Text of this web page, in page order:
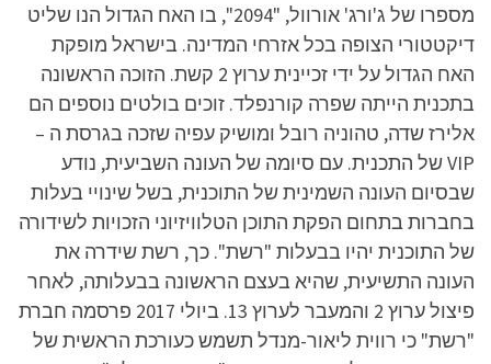
מספרו של ג'ורג' אורוול, "2094", בו האח הגדול הנו שליט
דיקטטורי הצופה בכל אזרחי המדינה. בישראל מופקת
האח הגדול על ידי זכיינית ערוץ 2 קשת. הזוכה הראשונה
בתכנית הייתה שפרה קורנפלד. זוכים בולטים נוספים הם
אלירז שדה, טהוניה רובל ומושיק עפיה שזכה בגרסת ה –
VIP של התכנית. עם סיומה של העונה השביעית, נודע
שבסיום העונה השמינית של התוכנית, בשל שינויי בעלות
בחברות בתחום הפקת התוכן הטלוויזיוני הזכויות לשידורה
של התוכנית יהיו בבעלות "רשת". כך, רשת שידרה את
העונה התשיעית, שהיא בעצם הראשונה בבעלותה, לאחר
פיצול ערוץ 2 והמעבר לערוץ 13. ביולי 2017 פרסמה חברת
"רשת" כי רווית ליאור-מנדל תשמש כעורכת הראשית של